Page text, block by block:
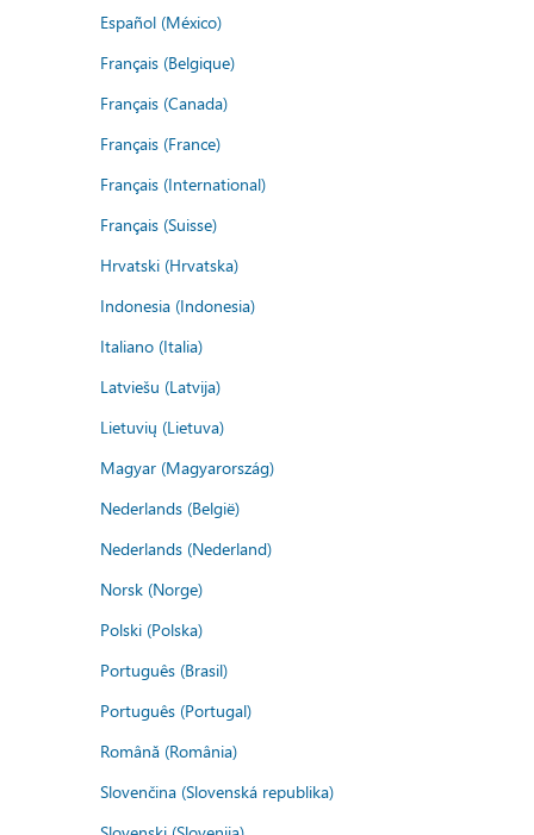
Español (México)
Français (Belgique)
Français (Canada)
Français (France)
Français (International)
Français (Suisse)
Hrvatski (Hrvatska)
Indonesia (Indonesia)
Italiano (Italia)
Latviešu (Latvija)
Lietuvių (Lietuva)
Magyar (Magyarország)
Nederlands (België)
Nederlands (Nederland)
Norsk (Norge)
Polski (Polska)
Português (Brasil)
Português (Portugal)
Română (România)
Slovenčina (Slovenská republika)